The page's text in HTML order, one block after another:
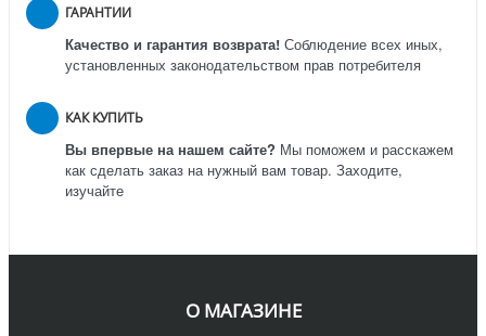
ГАРАНТИИ
Качество и гарантия возврата! Соблюдение всех иных,
установленных законодательством прав потребителя
КАК КУПИТЬ
Вы впервые на нашем сайте? Мы поможем и расскажем
как сделать заказ на нужный вам товар. Заходите,
изучайте
О МАГАЗИНЕ